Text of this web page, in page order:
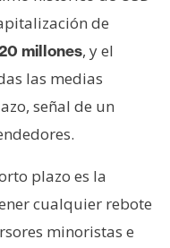
de
millones, y el
las medias
señal de un
plazo es la
cualquier rebote
minoristas e